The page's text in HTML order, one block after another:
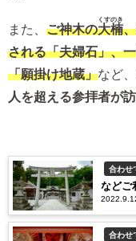
また、 ご神木の大楠
くすのき
される「夫婦石」、
「願掛け地蔵」など
人を超える参拝者が
合わせ
などご
宮】
合わせ